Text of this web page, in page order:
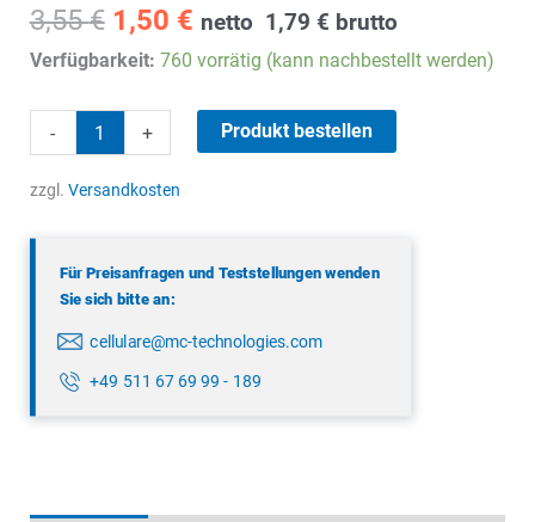
3,55€ Ursprünglicher
Preis
3,55 €
1,50 €Aktueller
Preis
1,50 €.
netto 1,79 € brutto
Verfügbarkeit: 760 vorrätig (kann nachbestellt werden)
-
U.FL
–
Menge
+ Produkt bestellen
zzgl. Versandkosten
Für Preisanfragen und Teststellungen wenden
Sie sich bitte an:
cellulare@mc-technologies.com
+49 511 67 69 99 - 189